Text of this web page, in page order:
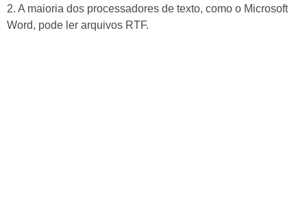
2. A maioria dos processadores de texto, como o Microsoft
Word, pode ler arquivos RTF.